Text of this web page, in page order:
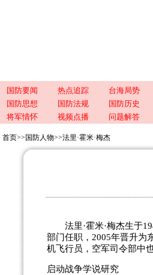
国防要闻 热点追踪 台海局势
国防思想 国防法规 国防历史
将军情怀 视频点播 问题解答
首页>> 国防人物>>法里·霍米·梅杰
法里·霍米·梅杰生于
部门任职，2005年晋升为
机飞行员，空军司令部中
启动战争学说研究